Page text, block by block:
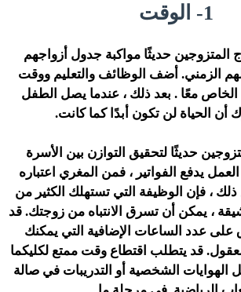
1- الوقت
المتزوجين حديثًا مواكبة جدول أزواجهم
الزمني. أضف الوظائف والتعليم ووقت
الخاص معًا . بعد ذلك ، عندما يصل الطفل
أن الحياة لن تكون أبدًا كما كانت.
حديثًا لتحقيق التوازن بين الأسرة
يدفع الفواتير ، فمن المغري اعتباره
، فإن الوظيفة التي تستهلك الكثير من
، يمكن أن تسرق الانتباه من زوجتك. قد
على عدد الساعات الإضافية التي يمكنك
قد يتطلب اقتطاع وقت ممتع لكليكما
الهوايات الشخصية أو التدريبات في صالة